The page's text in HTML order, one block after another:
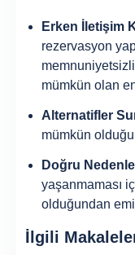
Erken İletişim
rezervasyon
mümkün olan
Alternatifler
mümkün
Doğru
yaşanmaması
olduğundan
İlgili